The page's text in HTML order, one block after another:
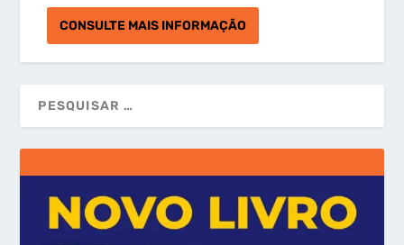
CONSULTE MAIS INFORMAÇÃO